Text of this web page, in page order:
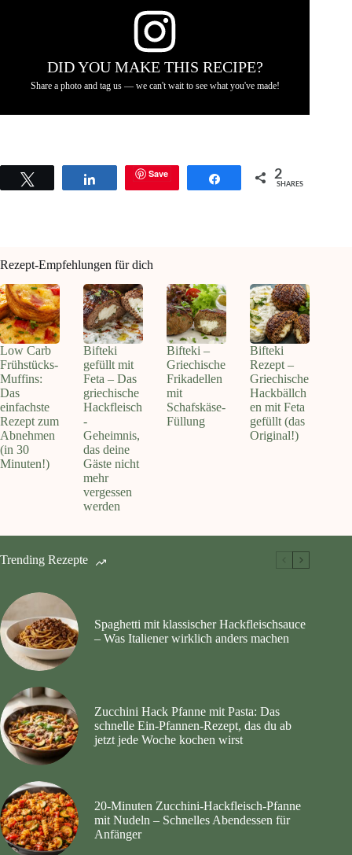
DID YOU MAKE THIS RECIPE?
Share a photo and tag us — we can't wait to see what you've made!
Save Share 2
SHARES
Rezept-Empfehlungen für dich
Low Carb
Frühstücks-
Muffins:
Das
einfachste
Rezept zum
Abnehmen
(in 30
Minuten!)
Bifteki
gefüllt mit
Feta – Das
griechische
Hackfleisch
-
Geheimnis,
das deine
Gäste nicht
mehr
vergessen
werden
Bifteki –
Griechische
Frikadellen
mit
Schafskäse-
Füllung
Bifteki
Rezept –
Griechische
Hackbällch
en mit Feta
gefüllt (das
Original!)
Trending Rezepte
Spaghetti mit klassischer Hackfleischsauce
– Was Italiener wirklich anders machen
Zucchini Hack Pfanne mit Pasta: Das
schnelle Ein-Pfannen-Rezept, das du ab
jetzt jede Woche kochen wirst
20‑Minuten Zucchini‑Hackfleisch‑Pfanne
mit Nudeln – Schnelles Abendessen für
Anfänger